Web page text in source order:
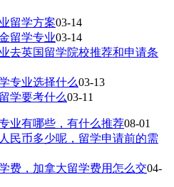
留学方案03-14
留学专业03-14
去英国留学院校推荐和申请条
专业选择什么03-13
学要考什么03-11
业有哪些，有什么推荐08-01
民币多少呢，留学申请前的需
费，加拿大留学费用怎么交04-